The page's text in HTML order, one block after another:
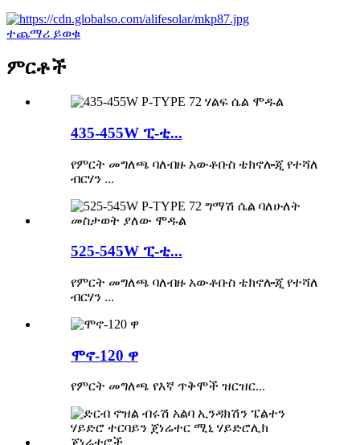
ተጨማሪ ይወቁ
ምርቶች
435-455W ፒ-ቲ...
የምርት መግለጫ ባለብዙ አውቶቡስ ቴክኖሎጂ የተሻለ
ብርሃን ...
525-545W ፒ-ቲ...
የምርት መግለጫ ባለብዙ አውቶቡስ ቴክኖሎጂ የተሻለ
ብርሃን ...
ሞኖ-120 ዋ
የምርት መግለጫ የእኛ ጥቅሞች ዝርዝር...